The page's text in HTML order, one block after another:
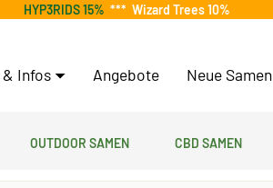
HYP3RIDS 15% *** Wizard Trees 10%
Infos Angebote Neue Samen
Outdoor Samen CBD Samen